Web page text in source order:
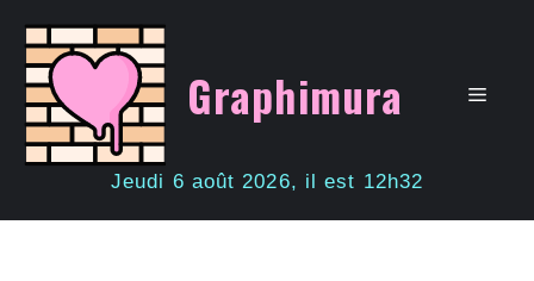
contenu
Graphimura Menu
Jeudi 6 août 2026, il est 12h32